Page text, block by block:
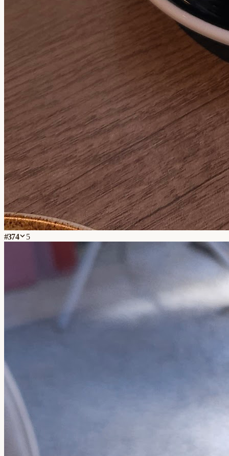
#374 5